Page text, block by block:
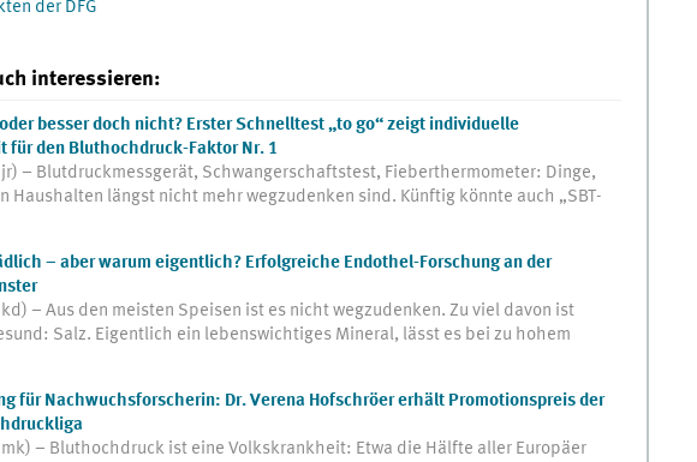
der DFG
interessieren:
besser doch nicht? Erster Schnelltest „to go“ zeigt individuelle
für den Bluthochdruck-Faktor Nr. 1
– Blutdruckmessgerät, Schwangerschaftstest, Fieberthermometer: Dinge,
Haushalten längst nicht mehr wegzudenken sind. Künftig könnte auch „SBT-
– aber warum eigentlich? Erfolgreiche Endothel-Forschung an der
– Aus den meisten Speisen ist es nicht wegzudenken. Zu viel davon ist
Salz. Eigentlich ein lebenswichtiges Mineral, lässt es bei zu hohem
für Nachwuchsforscherin: Dr. Verena Hofschröer erhält Promotionspreis der
– Bluthochdruck ist eine Volkskrankheit: Etwa die Hälfte aller Europäer